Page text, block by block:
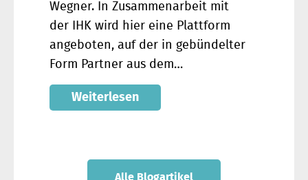
Wegner. In Zusammenarbeit mit
der IHK wird hier eine Plattform
angeboten, auf der in gebündelter
Form Partner aus dem…
Weiterlesen
Alle Blogartikel